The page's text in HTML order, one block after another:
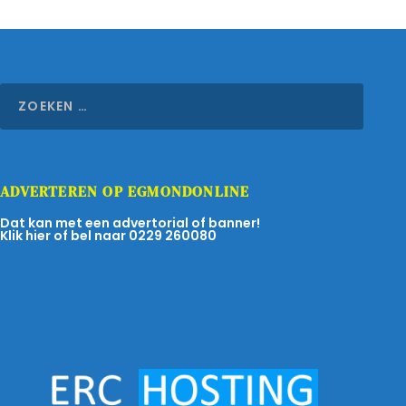
ADVERTEREN OP EGMONDONLINE
Dat kan met een advertorial of banner!
Klik hier of bel naar 0229 260080